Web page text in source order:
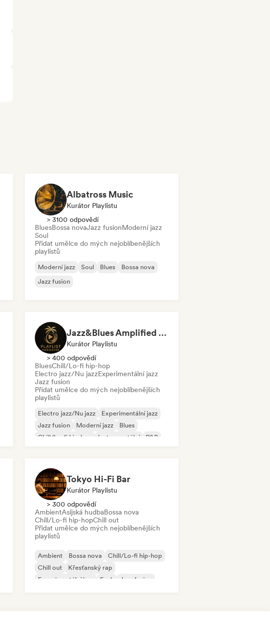
Albatross Music
Kurátor Playlistu
> 3100 odpovědí
BluesBossa novaJazz fusionModerní jazz
Soul
Přidat umělce do mých nejoblíbenějších
playlistů
Moderní jazz Soul Blues
Bossa nova
Jazz fusion
Jazz&Blues Amplified by Playlist Paradise
Kurátor Playlistu
> 400 odpovědí
BluesChill/Lo-fi hip-hop
Electro jazz/Nu jazzExperimentální jazz
Jazz fusion
Přidat umělce do mých nejoblíbenějších
playlistů
Electro jazz/Nu jazz
Experimentální jazz
Jazz fusion
Moderní jazz
Blues
Chill/Lo-fi hip-hop
Instrumentální R&B
Tokyo Hi-Fi Bar
Kurátor Playlistu
> 300 odpovědí
AmbientAsijská hudbaBossa nova
Chill/Lo-fi hip-hopChill out
Přidat umělce do mých nejoblíbenějších
playlistů
Ambient Bossa nova
Chill/Lo-fi hip-hop
Chill out
Křesťanský rap
Experimentální jazz
Funk Jazz fusion